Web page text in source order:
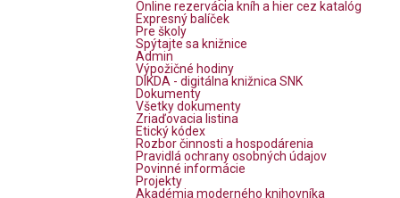
Online rezervácia kníh a hier cez katalóg
Expresný balíček
Pre školy
Spýtajte sa knižnice
Admin
Výpožičné hodiny
DIKDA - digitálna knižnica SNK
Dokumenty
Všetky dokumenty
Zriaďovacia listina
Etický kódex
Rozbor činnosti a hospodárenia
Pravidlá ochrany osobných údajov
Povinné informácie
Projekty
Akadémia moderného knihovníka